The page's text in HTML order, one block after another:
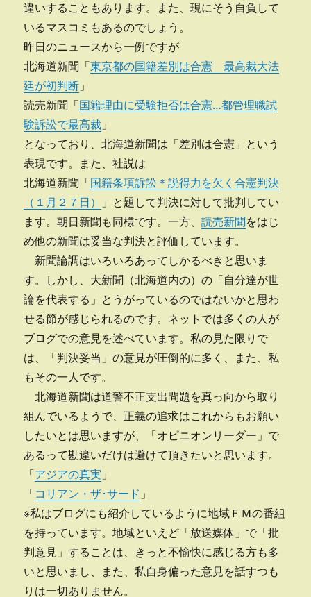
違いすることもあります。また、現にそう自負して
いるマスコミもあるのでしょう。
昨日のニュースから一例ですが
北海道新聞「東京都の国籍差別は合憲 最高裁大法
廷が初判断 」
読売新聞「国籍理由に受験拒否は合憲…都管理職試
験訴訟で最高裁 」
となっており、北海道新聞は「差別は合憲」という
表現です。また、社説は
北海道新聞「国籍条項訴訟＊説得力を欠く合憲判決
（１月２７日）
」と題して判決に対して批判してい
ます。朝日新聞も同様です。一方、読売新聞 をはじ
め他の新聞は妥当な判決と評価しています。
新聞論調はいろいろあってしかるべきと思いま
す。しかし、大新聞（北海道内の）の「自分達が世
論を代表する」とうがっているのではないかと思わ
せる節が感じられるのです。ネットでは多くの人が
ブログでの意見を述べています。私の見た限りで
は、「判決妥当」の意見が圧倒的に多く、また、私
もその一人です。
北海道新聞は道警不正支出問題を真っ向から取り
組んでいるようで、正義の追求はこれからもお願い
したいとは思いますが、「オピニオンリーダー」で
あるって勘違いだけは避けて頂きたいと思います。
「アジアの真実 」
「コリアン・ザ･サード 」
※私はブログにも紹介しているように地域ＦＭの番組
を持っています。地域といえど「放送媒体」で「批
判意見」することは、きっと不愉快に感じる方も多
いと思いまし、また、私自身偏った意見を話すつも
りは一切ありません。